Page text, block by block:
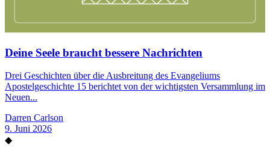
Deine Seele braucht bessere Nachrichten
Drei Geschichten über die Ausbreitung des Evangeliums
Apostelgeschichte 15 berichtet von der wichtigsten Versammlung im
Neuen...
Darren Carlson
9. Juni 2026
◆